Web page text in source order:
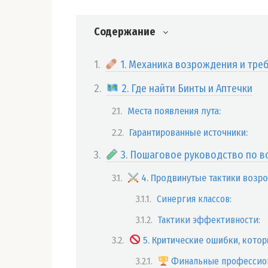
Содержание
1. Механика возрождения и
2. Где найти Бинты и Аптечки
Места появления лута:
Гарантированные источники:
3. Пошаговое руководство по
4. Продвинутые тактики
Синергия классов:
Тактики эффективности:
5. Критические ошибки,
Финальные